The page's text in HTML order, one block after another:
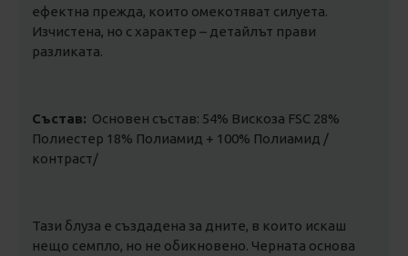
ефектна прежда, които омекотяват силуета.
Изчистена, но с характер – детайлът прави
разликата.
Състав: Основен състав: 54% Вискоза FSC 28%
Полиестер 18% Полиамид + 100% Полиамид /
контраст/
Тази блуза е създадена за дните, в които искаш
нещо семпло, но не обикновено. Черната основа